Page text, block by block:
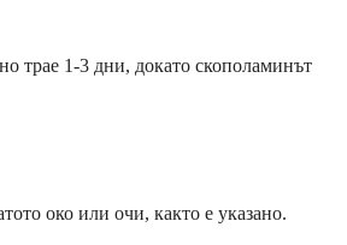
трае 1-3 дни, докато скополаминът
око или очи, както е указано.